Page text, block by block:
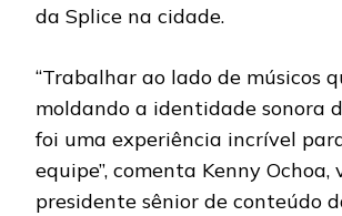
da Splice na cidade.
“Trabalhar ao lado de músicos
moldando a identidade sonora
foi uma experiência incrível
equipe”, comenta Kenny Ochoa,
presidente sênior de conteúdo